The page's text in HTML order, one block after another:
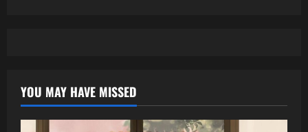
YOU MAY HAVE MISSED